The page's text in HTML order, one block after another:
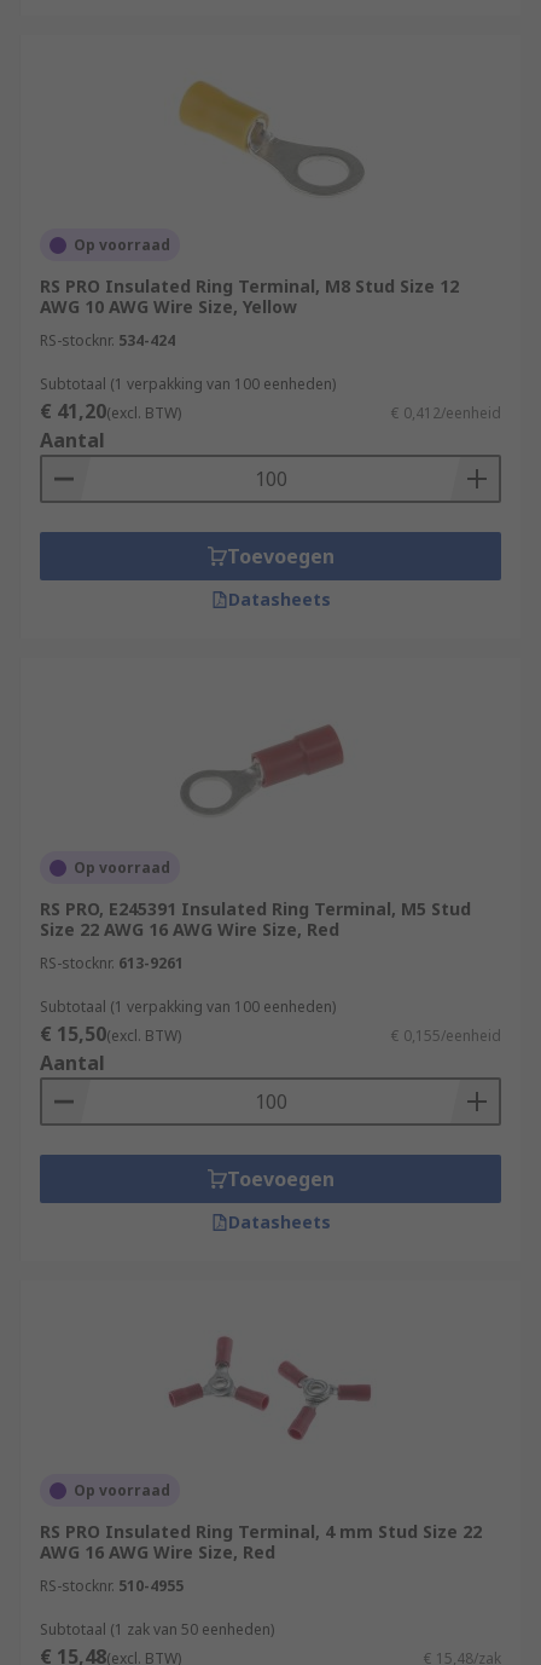
Op voorraad
RS PRO Insulated Ring Terminal, M8 Stud Size 12
AWG 10 AWG Wire Size, Yellow
RS-stocknr. 534-424
Subtotaal (1 verpakking van 100 eenheden)
€ 41,20(excl. BTW) € 0,412/eenheid
Aantal
Toevoegen
Datasheets
Op voorraad
RS PRO, E245391 Insulated Ring Terminal, M5 Stud
Size 22 AWG 16 AWG Wire Size, Red
RS-stocknr. 613-9261
Subtotaal (1 verpakking van 100 eenheden)
€ 15,50(excl. BTW) € 0,155/eenheid
Aantal
Toevoegen
Datasheets
Op voorraad
RS PRO Insulated Ring Terminal, 4 mm Stud Size 22
AWG 16 AWG Wire Size, Red
RS-stocknr. 510-4955
Subtotaal (1 zak van 50 eenheden)
€ 15,48(excl. BTW) € 15,48/zak